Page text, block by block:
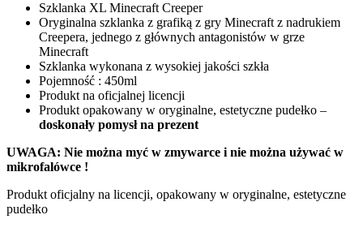
Szklanka XL Minecraft Creeper
Oryginalna szklanka z grafiką z gry Minecraft z nadrukiem
Creepera, jednego z głównych antagonistów w grze
Minecraft
Szklanka wykonana z wysokiej jakości szkła
Pojemność : 450ml
Produkt na oficjalnej licencji
Produkt opakowany w oryginalne, estetyczne pudełko –
doskonały pomysł na prezent
UWAGA: Nie można myć w zmywarce i nie można używać w
mikrofalówce !
Produkt oficjalny na licencji, opakowany w oryginalne, estetyczne
pudełko